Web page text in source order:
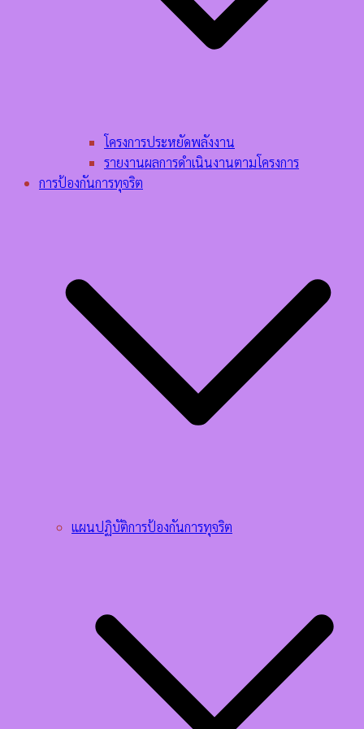
โครงการประหยัดพลังงาน
รายงานผลการดำเนินงานตามโครงการ
การป้องกันการทุจริต
แผนปฏิบัติการป้องกันการทุจริต